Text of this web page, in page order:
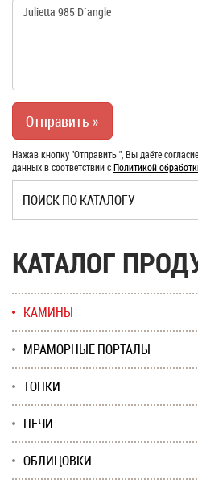
Нажав кнопку "Отправить ", Вы даёте
данных в соответствии сПолитикой
КАТАЛОГ
КАМИНЫ
МРАМОРНЫЕ ПОРТАЛЫ
ТОПКИ
ПЕЧИ
ОБЛИЦОВКИ